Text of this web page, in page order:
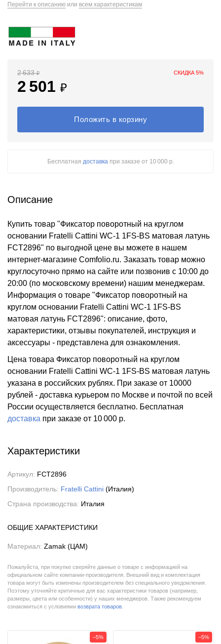
Перейти к описанию или всем характеристикам
СКИДКА 5%
2 633₽
2 501 ₽
Положить в корзину
Бесплатная доставкапри заказе от 10 000 р.
Описание
Купить товар "Фиксатор поворотный на круглом
основании Fratelli Cattini WC-1 1FS-BS матовая латунь
FCT2896" по выгодной цене вы можете в нашем
интернет-магазине Comfolio.ru. Заказать товар можно
круглосуточно прямо на сайте или позвонив с 10:00 до
20:00 (по московскому времени) нашим менеджерам.
Информация о товаре "Фиксатор поворотный на
круглом основании Fratelli Cattini WC-1 1FS-BS
матовая латунь FCT2896": описание, фото,
характеристики, отзывы покупателей, инструкция и
аксессуары - представлена для ознакомления.
Цена товара Фиксатор поворотный на круглом
основании Fratelli Cattini WC-1 1FS-BS матовая латунь
указана в российских рублях. При заказе от 10000
рублей - доставка курьером по Москве и почтой по всей
России осуществляется бесплатно. Бесплатная
доставка при заказе от 10 000 р.
Характеристики
Артикул: FCT2896
Производитель: Fratelli Cattini (Италия)
Страна производства: Италия
ОБЩИЕ ХАРАКТЕРИСТИКИ
Материал: Zamak (ЦАМ)
Пожалуйста, при покупке сверяйте данные о товаре с информацией на
официальном сайте компании-производителя. Внешний вид и комплектация
товара могут быть изменены производителем без специального уведомления.
Поэтому уточняйте критичные для вас характеристики товаров (например,
размеры, цвета или особенности) у наших менеджеров. Также рекомендуем
ознакомиться с условиями возврата товаров
−5% −5%